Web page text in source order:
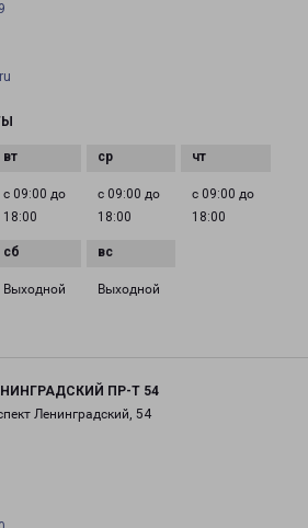
с 09:00 до
18:00
с 09:00 до
18:00
с 09:00 до
18:00
Выходной Выходной
ПР-Т 54
Ленинградский, 54